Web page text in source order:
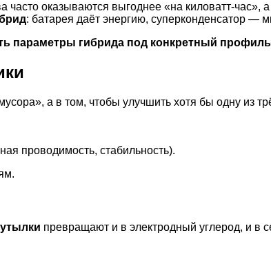
оказываются выгоднее «на киловатт-час»,
: батарея даёт энергию, суперконденсатор —
параметры гибрида под конкретный профиль
а в том, чтобы улучшить хотя бы одну из
проводимость, стабильность).
превращают и в электродный углерод, и в